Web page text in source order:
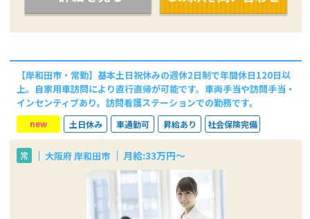
【岸和田市・常勤】基本土日祝休みの週休2日制で年間休日120日以
上。自家用車訪問により直行直帰が可能です。車両手当や訪問手当・
インセンティブあり。訪問看護ステーションでの勤務です。
new 土日休み 車通勤可 昇給あり 社会保険完備
常 大阪府 岸和田市 月給:33万円～